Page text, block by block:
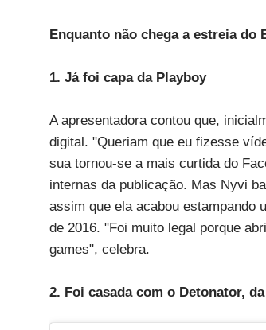
Enquanto não chega a estreia
1. Já foi capa da Playboy
A apresentadora contou que,
digital. "Queriam que eu fizesse
sua tornou-se a mais curtida do
internas da publicação. Mas Nyvi
assim que ela acabou estampando
de 2016. "Foi muito legal porque
games", celebra.
2. Foi casada com o Detonator,